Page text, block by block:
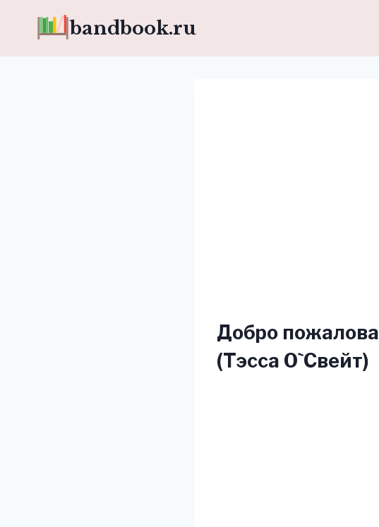
bandbook.ru
Добро
(Тэсса O`Свейт)